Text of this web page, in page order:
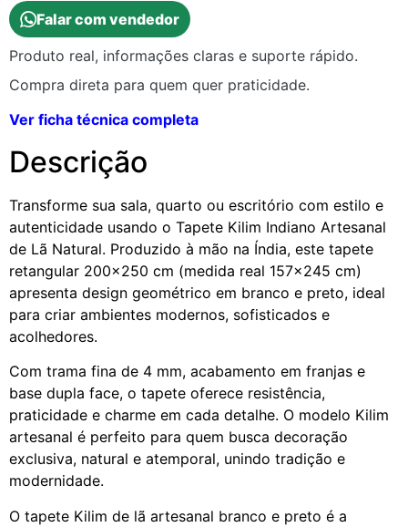
Falar com vendedor
Produto real, informações claras e suporte rápido.
Compra direta para quem quer praticidade.
Ver ficha técnica completa
Descrição
Transforme sua sala, quarto ou escritório com estilo e
autenticidade usando o Tapete Kilim Indiano Artesanal
de Lã Natural. Produzido à mão na Índia, este tapete
retangular 200×250 cm (medida real 157×245 cm)
apresenta design geométrico em branco e preto, ideal
para criar ambientes modernos, sofisticados e
acolhedores.
Com trama fina de 4 mm, acabamento em franjas e
base dupla face, o tapete oferece resistência,
praticidade e charme em cada detalhe. O modelo Kilim
artesanal é perfeito para quem busca decoração
exclusiva, natural e atemporal, unindo tradição e
modernidade.
O tapete Kilim de lã artesanal branco e preto é a